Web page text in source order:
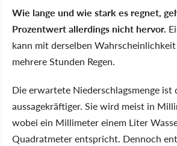
Wie lange und wie stark es regnet,
Prozentwert allerdings nicht hervor.
kann mit derselben
mehrere Stunden Regen.
Die erwartete Niederschlagsmenge ist
aussagekräftiger. Sie wird meist in
wobei ein Millimeter einem Liter
Quadratmeter entspricht. Dennoch